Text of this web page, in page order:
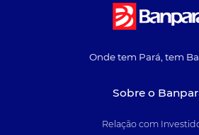
Onde tem Pará, tem
Sobre o
Relação com